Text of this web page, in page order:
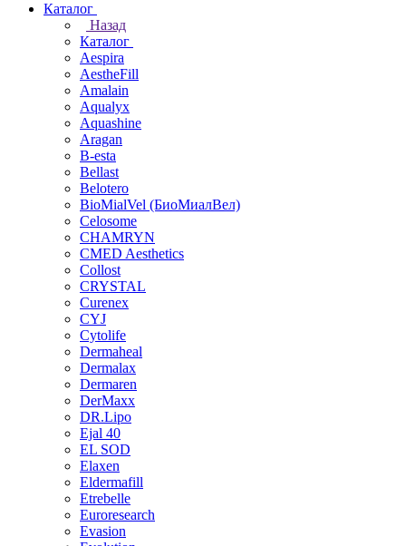
Каталог
Назад
Каталог
Aespira
AestheFill
Amalain
Aqualyx
Aquashine
Aragan
B-esta
Bellast
Belotero
BioMialVel (БиоМиалВел)
Celosome
CHAMRYN
CMED Aesthetics
Collost
CRYSTAL
Curenex
CYJ
Cytolife
Dermaheal
Dermalax
Dermaren
DerMaxx
DR.Lipo
Ejal 40
EL SOD
Elaxen
Eldermafill
Etrebelle
Euroresearch
Evasion